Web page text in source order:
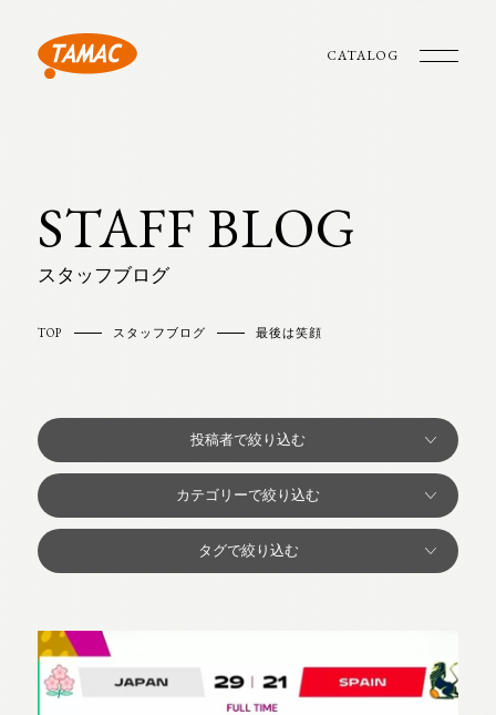
CATALOG
STAFF BLOG
スタッフブログ
TOP スタッフブログ 最後は笑顔